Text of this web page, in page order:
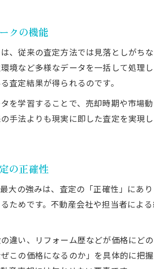
クの機能
、従来の査定方法では見落としがち
境など多様なデータを一括して処理
査定結果が得られるのです。
を学習することで、売却時期や市場
手法よりも現実に即した査定を実現
の正確性
大の強みは、査定の「正確性」にあ
ためです。不動産会社や担当者によ
違い、リフォーム歴などが価格にど
この価格になるのか」を具体的に把